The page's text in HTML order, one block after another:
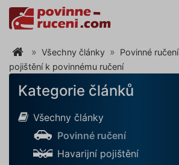
Všechny články Povinné ručení
pojištění k povinnému ručení
Kategorie článků
Všechny články
Povinné ručení
Havarijní pojištění